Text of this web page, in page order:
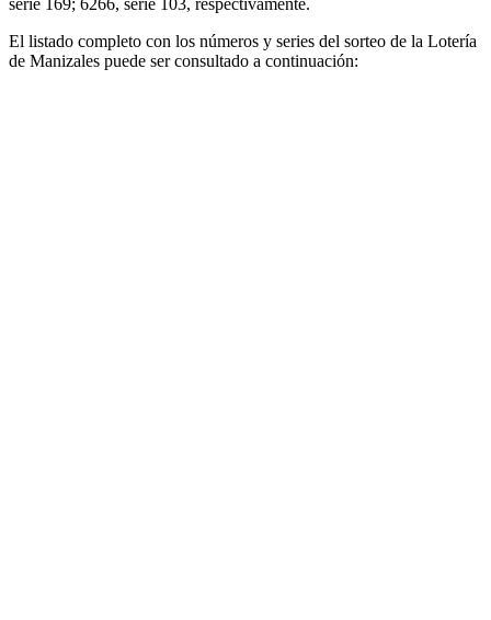
El listado completo con los números y series del sorteo de la Lotería
de Manizales puede ser consultado a continuación: